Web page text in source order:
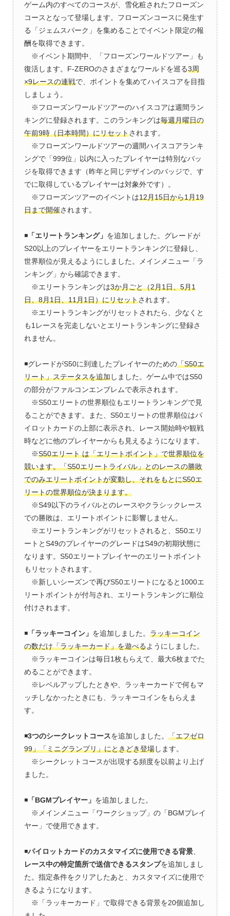
ゲーム内のすべてのコースが、雪化粧されたフローズン
コースとなって登場します。フローズンコースに発生す
る「ジェムスパーク」を集めることでイベント限定の報
酬を取得できます。
※イベント期間中、「フローズンワールドツアー」も
復活します。F-ZEROのさまざまなワールドを巡る3周
×9レースの連戦で、ポイントを集めてハイスコアを目指
しましょう。
※フローズンワールドツアーのハイスコアは週間ラン
キングに登録されます。このランキングは毎週月曜日の
午前9時（日本時間）にリセットされます。
※フローズンワールドツアーの週間ハイスコアランキ
ングで「999位」以内に入ったプレイヤーは特別なバッ
ジを取得できます（昨年と同じデザインのバッジで、す
でに取得しているプレイヤーは対象外です）。
※フローズンツアーのイベントは12月15日から1月19
日まで開催されます。
◾️「エリートランキング」 を追加しました。グレードが
S20以上のプレイヤーをエリートランキングに登録し、
世界順位が見えるようにしました。メインメニュー「ラ
ンキング」から確認できます。
※エリートランキングは3か月ごと（2月1日、5月1
日、8月1日、11月1日）にリセットされます。
※エリートランキングがリセットされたら、少なくと
も1レースを完走しないとエリートランキングに登録さ
れません。
◾️グレードがS50に到達したプレイヤーのための「S50エ
リート」ステータスを追加しました。ゲーム中ではS50
の部分がファルコンエンブレムで表示されます。
※S50エリートの世界順位もエリートランキングで見
ることができます。また、S50エリートの世界順位はパ
イロットカードの上部に表示され、レース開始時や観戦
時などに他のプレイヤーからも見えるようになります。
※S50エリート は「エリートポイント」で世界順位を
競います。「S50エリートライバル」とのレースの勝敗
でのみエリートポイントが変動し、それをもとにS50エ
リートの世界順位が決まります。
※S49以下のライバルとのレースやクラシックレース
での勝敗は、エリートポイントに影響しません。
※エリートランキングがリセットされると、S50エリ
ートとS49のプレイヤーのグレードはS49の初期状態に
なります。S50エリートプレイヤーのエリートポイント
もリセットされます。
※新しいシーズンで再びS50エリートになると1000エ
リートポイントが付与され、エリートランキングに順位
付けされます。
◾️「ラッキーコイン」 を追加しました。 ラッキーコイン
の数だけ「ラッキーカード」を遊べるようにしました。
※ラッキーコインは毎日1枚もらえて、最大6枚までた
めることができます。
※レベルアップしたときや、ラッキーカードで何もマ
ッチしなかったときにも、ラッキーコインをもらえま
す。
◾️3つのシークレットコースを追加しました。 「エフゼロ
99」「ミニグランプリ」にときどき登場します。
※シークレットコースが出現する頻度を以前より上げ
ました。
◾️「BGMプレイヤー」 を追加しました。
※メインメニュー「ワークショップ」の「BGMプレイ
ヤー」で使用できます。
◾️パイロットカードのカスタマイズに使用できる背景、
レース中の特定箇所で送信できるスタンプを追加しまし
た。指定条件をクリアしたあと、カスタマイズに使用で
きるようになります。
※「ラッキーカード」で取得できる背景を20個追加し